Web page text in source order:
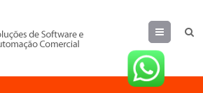
Menu